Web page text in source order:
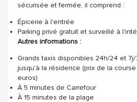
sécurisée et fermée, il comprend :
Épicerie à l'entrée
Parking privé gratuit et surveillé à
Autres informations :
Grands taxis disponibles 24h/24 et
jusqu'à la résidence (prix de la
euros)
À 5 minutes de Carrefour
À 15 minutes de la plage